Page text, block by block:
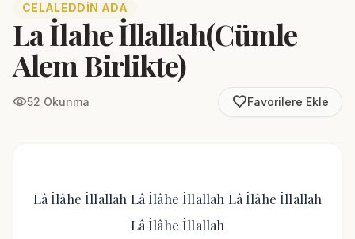
CELALEDDIN ADA
La İlahe İllallah(Cümle
Alem Birlikte)
visibility52 Okunma favorite_borderFavorilere Ekle
Lâ İlâhe İllallah Lâ İlâhe İllallah Lâ İlâhe İllallah
Lâ İlâhe İllallah